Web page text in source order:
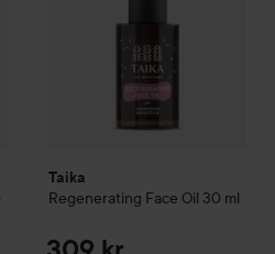
Taika
Regenerating Face Oil 30 ml